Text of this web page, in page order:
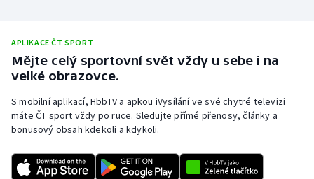
APLIKACE ČT SPORT
Mějte celý sportovní svět vždy u sebe i na
velké obrazovce.
S mobilní aplikací, HbbTV a apkou iVysílání ve své chytré televizi
máte ČT sport vždy po ruce. Sledujte přímé přenosy, články a
bonusový obsah kdekoli a kdykoli.